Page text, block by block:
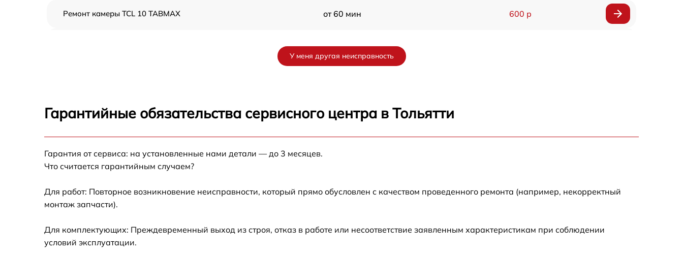
Ремонт камеры TCL 10 TABMAX от 60 мин 600 р
Замена дисплея (экрана) TCL 10 TABMAX
Замена платы управления (мат.платы, мейн
платы) TCL 10 TABMAX
У меня другая неисправность
Гарантийные обязательства сервисного центра в Тольятти
Гарантия от сервиса: на установленные нами детали — до 3 месяцев.
Что считается гарантийным случаем?
Для работ: Повторное возникновение неисправности, который прямо обусловлен с качеством проведенного ремонта (например, некорректный
монтаж запчасти).
Для комплектующих: Преждевременный выход из строя, отказ в работе или несоответствие заявленным характеристикам при соблюдении
условий эксплуатации.